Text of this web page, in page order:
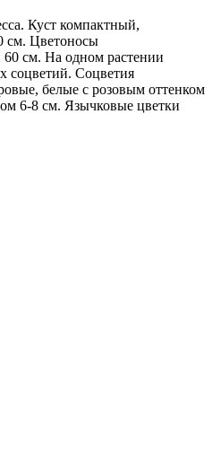
Куст компактный,
см. Цветоносы
см. На одном растении
соцветий. Соцветия
белые с розовым оттенком
6-8 см. Язычковые цветки